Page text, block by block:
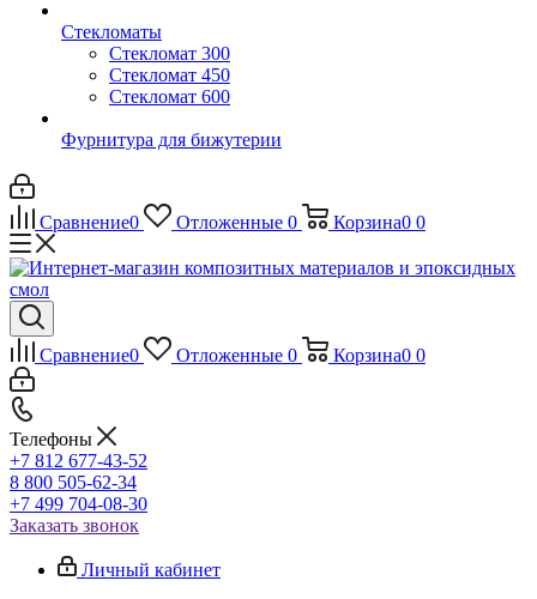
Стекломаты
Стекломат 300
Стекломат 450
Стекломат 600
Фурнитура для бижутерии
Сравнение0 Отложенные 0 Корзина0 0
Сравнение0 Отложенные 0 Корзина0 0
Телефоны
+7 812 677-43-52
8 800 505-62-34
+7 499 704-08-30
Заказать звонок
Личный кабинет